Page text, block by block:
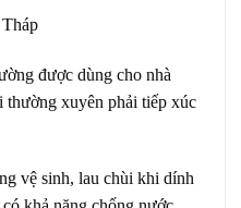
được dùng cho nhà
thường xuyên phải tiếp xúc
vệ sinh, lau chùi khi dính